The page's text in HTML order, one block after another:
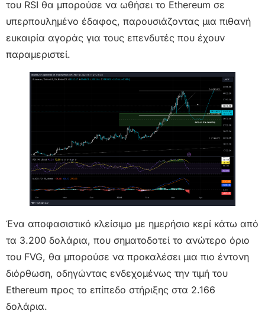
του RSI θα μπορούσε να ωθήσει το Ethereum σε
υπερπουλημένο έδαφος, παρουσιάζοντας μια πιθανή
ευκαιρία αγοράς για τους επενδυτές που έχουν
παραμεριστεί.
Ένα αποφασιστικό κλείσιμο με ημερήσιο κερί κάτω από
τα 3.200 δολάρια, που σηματοδοτεί το ανώτερο όριο
του FVG, θα μπορούσε να προκαλέσει μια πιο έντονη
διόρθωση, οδηγώντας ενδεχομένως την τιμή του
Ethereum προς το επίπεδο στήριξης στα 2.166
δολάρια.